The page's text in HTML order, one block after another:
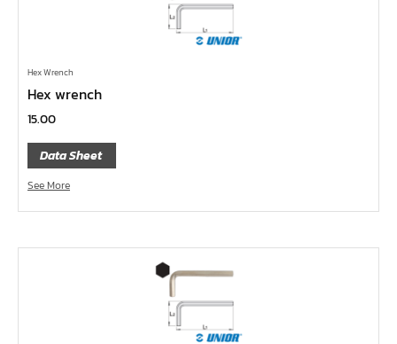
เครื่องมืองานไฟฟ้าแรงสูง
เครื่องมือก่อสร้าง
ลูกบ๊อกซ์ลม
ลูกบ๊อกซ์
กล่องเครื่องมือ
ประแจ-แหวน-ปากตาย
ไขควง
Hex Wrench
Hex wrench
15.00
Data Sheet
See More